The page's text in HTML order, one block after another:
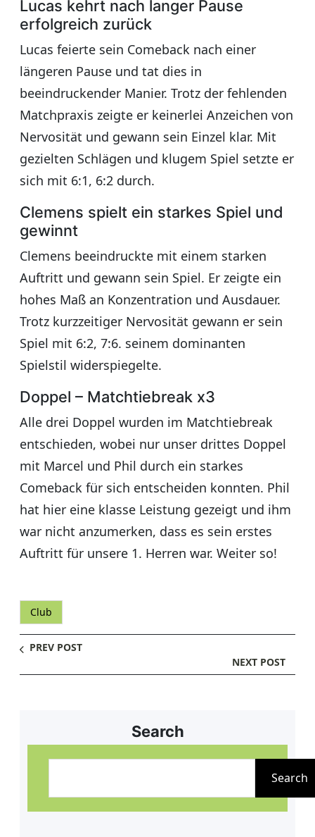
Lucas kehrt nach langer Pause
erfolgreich zurück
Lucas feierte sein Comeback nach einer
längeren Pause und tat dies in
beeindruckender Manier. Trotz der fehlenden
Matchpraxis zeigte er keinerlei Anzeichen von
Nervosität und gewann sein Einzel klar. Mit
gezielten Schlägen und klugem Spiel setzte er
sich mit 6:1, 6:2 durch.
Clemens spielt ein starkes Spiel und
gewinnt
Clemens beeindruckte mit einem starken
Auftritt und gewann sein Spiel. Er zeigte ein
hohes Maß an Konzentration und Ausdauer.
Trotz kurzzeitiger Nervosität gewann er sein
Spiel mit 6:2, 7:6. seinem dominanten
Spielstil widerspiegelte.
Doppel – Matchtiebreak x3
Alle drei Doppel wurden im Matchtiebreak
entschieden, wobei nur unser drittes Doppel
mit Marcel und Phil durch ein starkes
Comeback für sich entscheiden konnten. Phil
hat hier eine klasse Leistung gezeigt und ihm
war nicht anzumerken, dass es sein erstes
Auftritt für unsere 1. Herren war. Weiter so!
Club
PREV POST
NEXT POST
Search
Search